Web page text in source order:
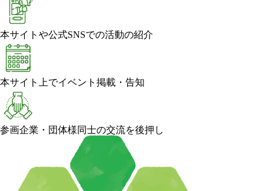
本サイトや公式SNSでの活動の紹介
本サイト上でイベント掲載・告知
参画企業・団体様同士の交流を後押し